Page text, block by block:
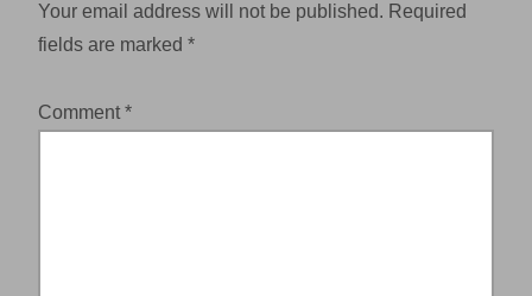
Your email address will not be published. Required
fields are marked *
Comment *